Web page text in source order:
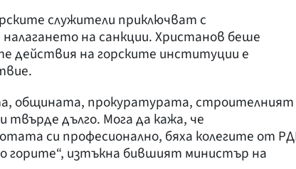
служители приключват с
на санкции. Христанов беше
действия на горските институции е
общината, прокуратурата, строителният
твърде дълго. Мога да кажа, че
си професионално, бяха колегите от
горите“, изтъкна бившият министър на